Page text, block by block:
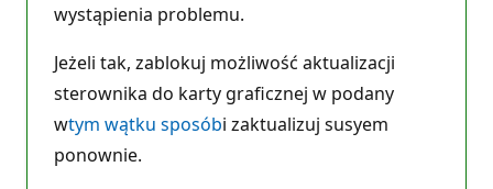
wystąpienia problemu.
Jeżeli tak, zablokuj możliwość aktualizacji
sterownika do karty graficznej w podany
wtym wątku sposóbi zaktualizuj susyem
ponownie.